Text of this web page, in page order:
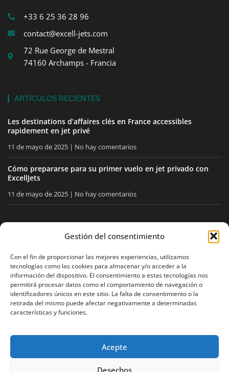
Gestión del consentimiento
Con el fin de proporcionar las mejores experiencias, utilizamos
tecnologías como las cookies para almacenar y/o acceder a la
información del dispositivo. El consentimiento a estas tecnologías nos
permitirá procesar datos como el comportamiento de navegación o
identificadores únicos en este sitio. La falta de consentimiento o la
retirada del mismo puede afectar negativamente a determinadas
características y funciones.
Acepte
Desechos
+33 6 25 36 28 96
contact@excell-jets.com
72 Rue George de Mestral
74160 Archamps - Francia
ARTÍCULOS RECIENTES
Les destinations d’affaires clés en France accessibles
rapidement en jet privé
11 de mayo de 2025 No hay comentarios
Cómo prepararse para su primer vuelo en jet privado con
ExcellJets
11 de mayo de 2025 No hay comentarios
MANTÉNGASE INFORMADO
Reciba nuestros consejos y noticias directamente en su
buzón.
Aceptola política de privacidad